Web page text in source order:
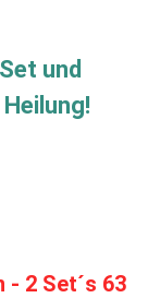
und
- 2 Set´s 63